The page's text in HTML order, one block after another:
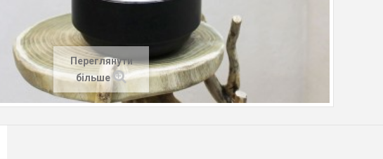
Переглянути
більше